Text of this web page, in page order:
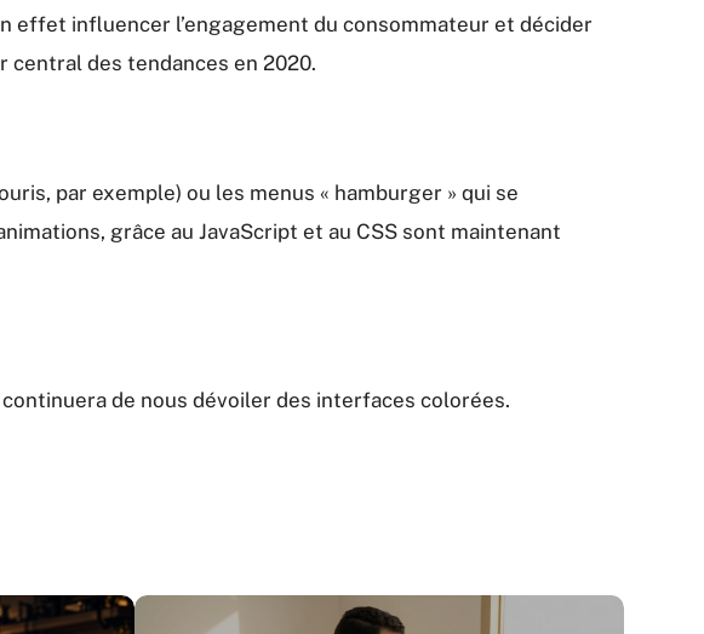
effet influencer l’engagement du consommateur et décider
des tendances en 2020.
par exemple) ou les menus « hamburger » qui se
grâce au JavaScript et au CSS sont maintenant
de nous dévoiler des interfaces colorées.